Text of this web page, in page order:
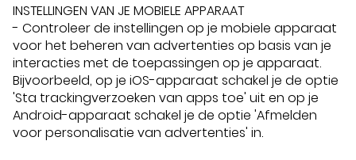
INSTELLINGEN VAN JE MOBIELE APPARAAT
- Controleer de instellingen op je mobiele apparaat
voor het beheren van advertenties op basis van je
interacties met de toepassingen op je apparaat.
Bijvoorbeeld, op je iOS-apparaat schakel je de optie
'Sta trackingverzoeken van apps toe' uit en op je
Android-apparaat schakel je de optie 'Afmelden
voor personalisatie van advertenties' in.